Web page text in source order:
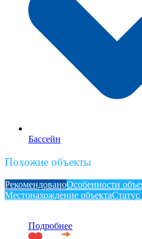
Бассейн
Похожие объекты
РекомендованоОсобенности
Местонахождение объектаСтатус
Подробнее